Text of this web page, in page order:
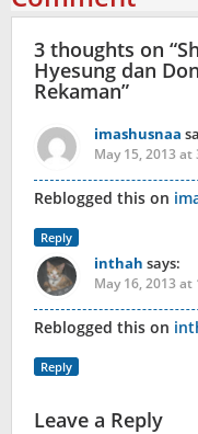
3 thoughts on “
Hyesung dan
Rekaman”
imashusnaa
May 15, 2013 at
Reblogged this on
Reply
inthah says:
May 16, 2013 at
Reblogged this on
Reply
Leave a Reply